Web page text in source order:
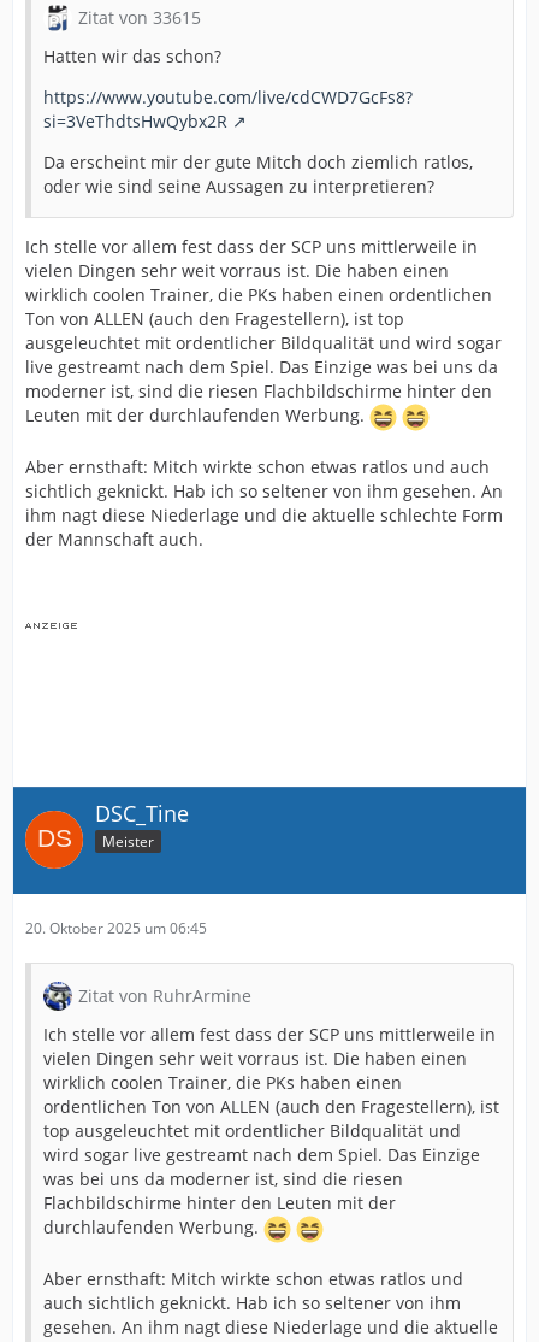
Zitat von 33615
Hatten wir das schon?
https://www.youtube.com/live/cdCWD7GcFs8?
si=3VeThdtsHwQybx2R
Da erscheint mir der gute Mitch doch ziemlich ratlos,
oder wie sind seine Aussagen zu interpretieren?
Ich stelle vor allem fest dass der SCP uns mittlerweile in
vielen Dingen sehr weit vorraus ist. Die haben einen
wirklich coolen Trainer, die PKs haben einen ordentlichen
Ton von ALLEN (auch den Fragestellern), ist top
ausgeleuchtet mit ordentlicher Bildqualität und wird sogar
live gestreamt nach dem Spiel. Das Einzige was bei uns da
moderner ist, sind die riesen Flachbildschirme hinter den
Leuten mit der durchlaufenden Werbung.
Aber ernsthaft: Mitch wirkte schon etwas ratlos und auch
sichtlich geknickt. Hab ich so seltener von ihm gesehen. An
ihm nagt diese Niederlage und die aktuelle schlechte Form
der Mannschaft auch.
DSC_Tine
Meister
20. Oktober 2025 um 06:45
Zitat von RuhrArmine
Ich stelle vor allem fest dass der SCP uns mittlerweile in
vielen Dingen sehr weit vorraus ist. Die haben einen
wirklich coolen Trainer, die PKs haben einen
ordentlichen Ton von ALLEN (auch den Fragestellern), ist
top ausgeleuchtet mit ordentlicher Bildqualität und
wird sogar live gestreamt nach dem Spiel. Das Einzige
was bei uns da moderner ist, sind die riesen
Flachbildschirme hinter den Leuten mit der
durchlaufenden Werbung.
Aber ernsthaft: Mitch wirkte schon etwas ratlos und
auch sichtlich geknickt. Hab ich so seltener von ihm
gesehen. An ihm nagt diese Niederlage und die aktuelle